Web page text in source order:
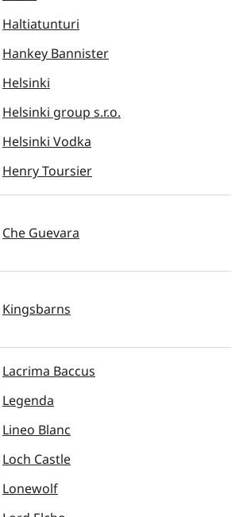
Haltiatunturi
Hankey Bannister
Helsinki
Helsinki group s.r.o.
Helsinki Vodka
Henry Toursier
Che Guevara
Kingsbarns
Lacrima Baccus
Legenda
Lineo Blanc
Loch Castle
Lonewolf